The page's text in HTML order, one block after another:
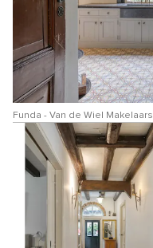
Funda - Van de Wiel Makelaars